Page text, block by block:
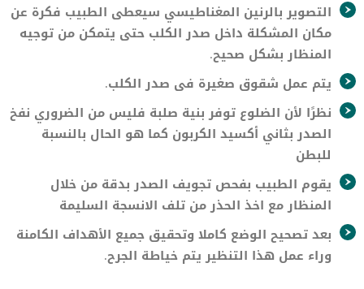
التصوير بالرنين المغناطيسي سيعطى الطبيب فكرة عن
مكان المشكلة داخل صدر الكلب حتى يتمكن من توجيه
المنظار بشكل صحيح.
يتم عمل شقوق صغيرة فى صدر الكلب.
نظرًا لأن الضلوع توفر بنية صلبة فليس من الضروري نفخ
الصدر بثاني أكسيد الكربون كما هو الحال بالنسبة
للبطن
يقوم الطبيب بفحص تجويف الصدر بدقة من خلال
المنظار مع اخذ الحذر من تلف الانسجة السليمة
بعد تصحيح الوضع كاملا وتحقيق جميع الأهداف الكامنة
وراء عمل هذا التنظير يتم خياطة الجرح.